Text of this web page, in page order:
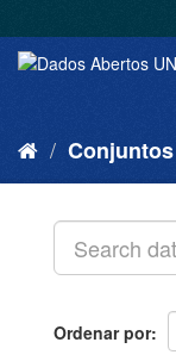
Ordenar por